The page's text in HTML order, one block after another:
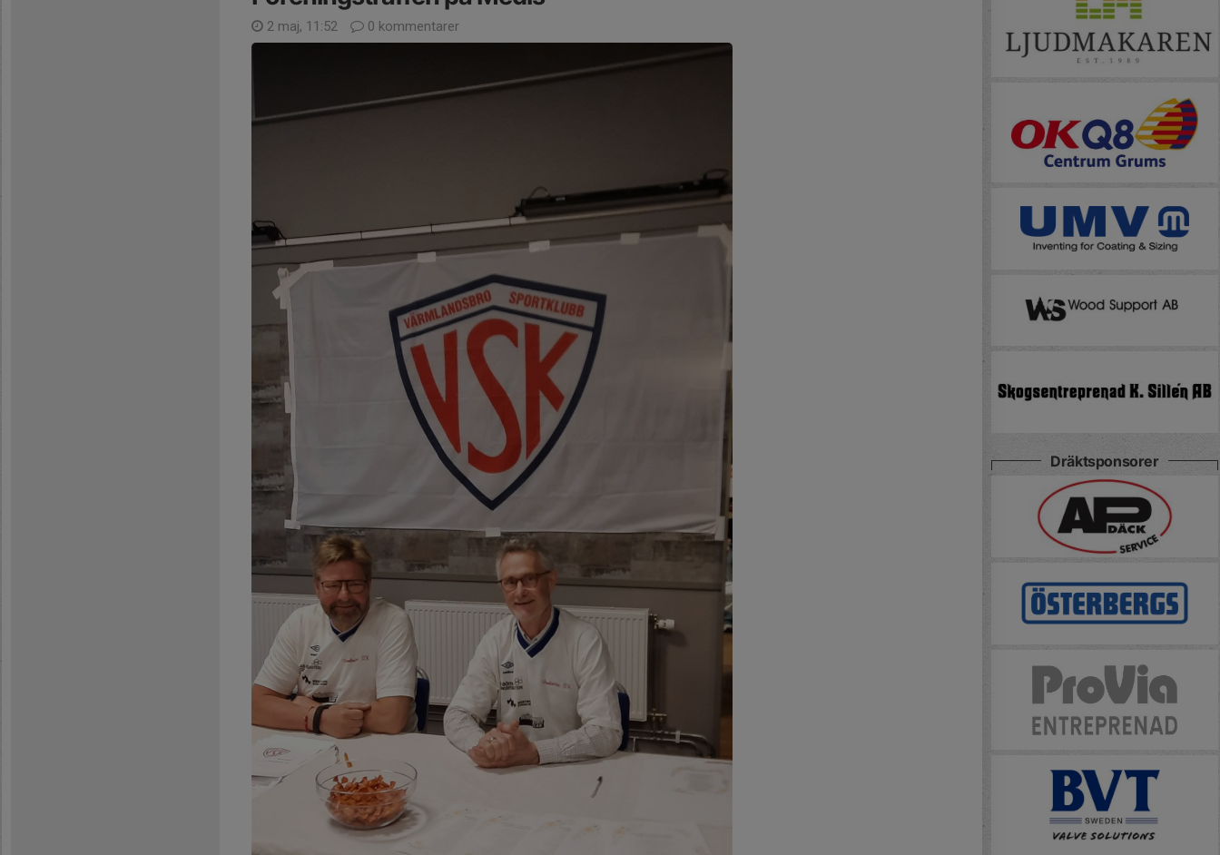
2 maj, 11:52 0 kommentarer
Dräktsponsorer